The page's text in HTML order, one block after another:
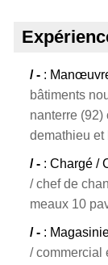
/ - :
bâtiments
nanterre
demathieu et
/ - : Chargé /
/ chef de
meaux 10
/ - :
/ commercial